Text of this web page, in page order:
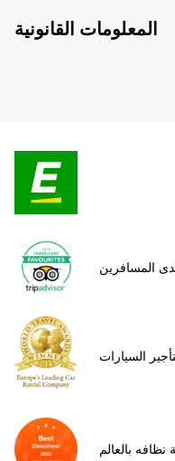
المعلومات القانونية
المسافرين
السيارات
بالعالم